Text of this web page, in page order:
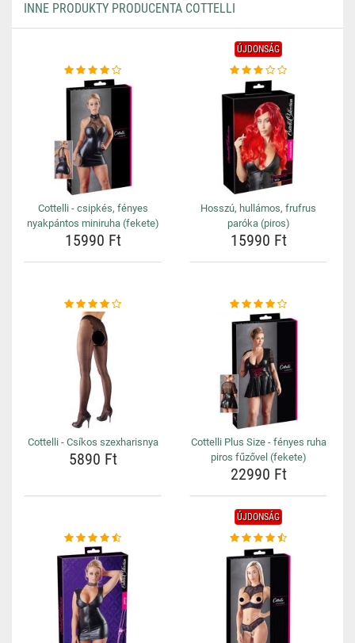
INNE PRODUKTY PRODUCENTA COTTELLI
Cottelli - csipkés, fényes
nyakpántos miniruha (fekete)
15990 Ft
ÚJDONSÁG
Hosszú, hullámos, frufrus
paróka (piros)
15990 Ft
Cottelli - Csíkos szexharisnya
5890 Ft
Cottelli Plus Size - fényes ruha
piros fűzővel (fekete)
22990 Ft
ÚJDONSÁG